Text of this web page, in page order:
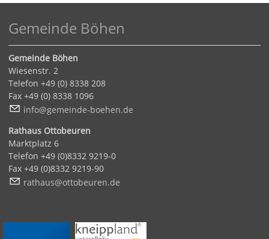
Gemeinde Böhen
Gemeinde Böhen
Wiesenstr. 2
Telefon +49 (0) 8338 208
Fax +49 (0) 8338 1096
nf
g m nd -b h n d
Rathaus Ottobeuren
Marktplatz 6
Telefon +49 (0)8332 9219-0
Fax +49 (0)8332 9219-90
r th s tt b r n d